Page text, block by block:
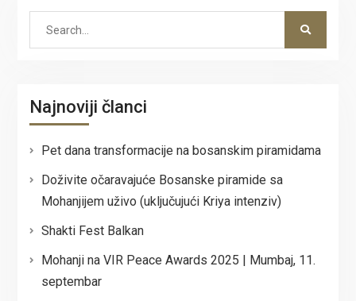
Najnoviji članci
Pet dana transformacije na bosanskim piramidama
Doživite očaravajuće Bosanske piramide sa
Mohanjijem uživo (uključujući Kriya intenziv)
Shakti Fest Balkan
Mohanji na VIR Peace Awards 2025 | Mumbaj, 11.
septembar